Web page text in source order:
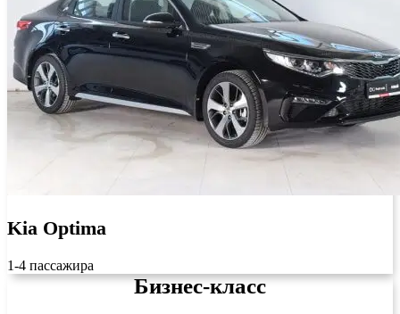
Kia Optima
1-4 пассажира
Бизнес-класс